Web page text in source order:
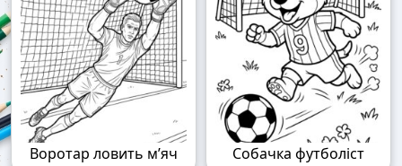
Воротар ловить м’яч Собачка футболіст